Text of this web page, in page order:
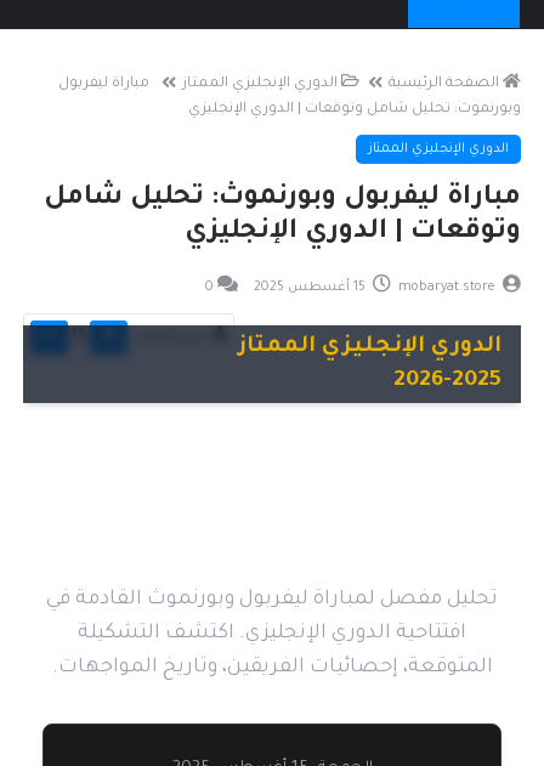
الصفحة الرئيسية الدوري الإنجليزي الممتاز
مباراة ليفربول
وبورنموث: تحليل شامل وتوقعات | الدوري الإنجليزي
الدوري الإنجليزي الممتاز
مباراة ليفربول وبورنموث: تحليل شامل
وتوقعات | الدوري الإنجليزي
mobaryat.store
0
الدوري الإنجليزي الممتاز
2025-2026
تحليل مفصل لمباراة ليفربول وبورنموث القادمة في
افتتاحية الدوري الإنجليزي. اكتشف التشكيلة
المتوقعة، إحصائيات الفريقين، وتاريخ المواجهات.